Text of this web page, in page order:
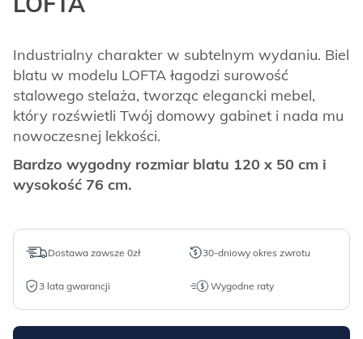
Industrialny charakter w subtelnym wydaniu. Biel
blatu w modelu LOFTA łagodzi surowość
stalowego stelaża, tworząc elegancki mebel,
który rozświetli Twój domowy gabinet i nada mu
nowoczesnej lekkości.
Bardzo wygodny rozmiar blatu 120 x 50 cm i
wysokość 76 cm.
Dostawa zawsze 0zł 30-dniowy okres zwrotu
3 lata gwarancji Wygodne raty